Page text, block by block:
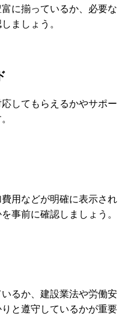
に揃っているか、必要な
ましょう。
してもらえるかやサポー
用などが明確に表示され
事前に確認しましょう。
るか、建設業法や労働安
と遵守しているかが重要